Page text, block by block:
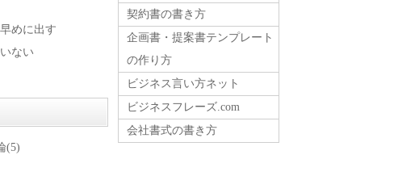
めに出す
ない
(5)
契約書の書き方
企画書・提案書テンプレート
の作り方
ビジネス言い方ネット
ビジネスフレーズ.com
会社書式の書き方